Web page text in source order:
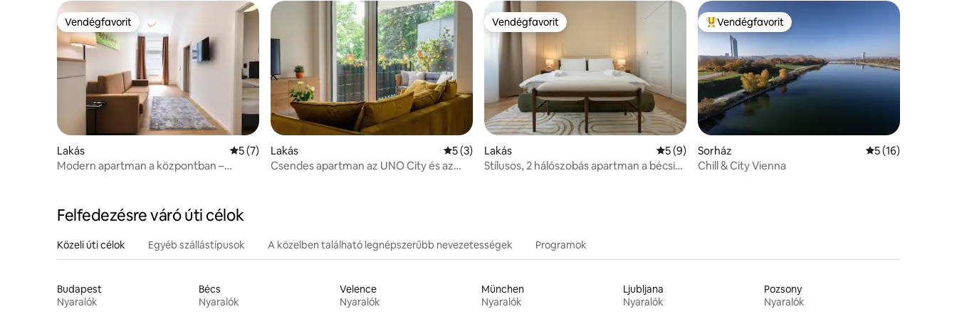
Vendégfavorit
Vendégfavorit
Lakás Átlagos értékelés: 5/5, 7 vélemény
5 (7)
Modern apartman a központban –
Lakás Átlagos értékelés: 5/5, 3 vélemény
5 (3)
Csendes apartman az UNO City és az
Vendégfavorit
Vendégfavorit
Lakás Átlagos értékelés: 5/5, 9 vélemény
5 (9)
Stílusos, 2 hálószobás apartman a bécsi
Kiemelt vendégfavorit
Vendégfavorit
Sorház Átlagos
5 (16)
Chill & City Vienna
Felfedezésre váró úti célok
Közeli úti célok Egyéb szállástípusok A közelben található legnépszerűbb nevezetességek Programok
Budapest
Nyaralók
Bécs
Nyaralók
Velence
Nyaralók
München
Nyaralók
Ljubljana
Nyaralók
Pozsony
Nyaralók